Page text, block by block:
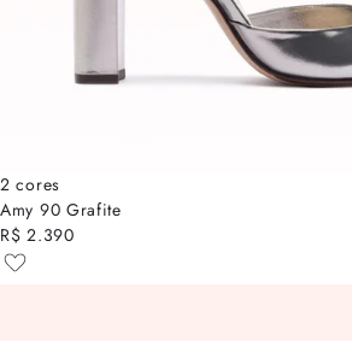
2 cores
Amy 90 Grafite
R$ 2.390